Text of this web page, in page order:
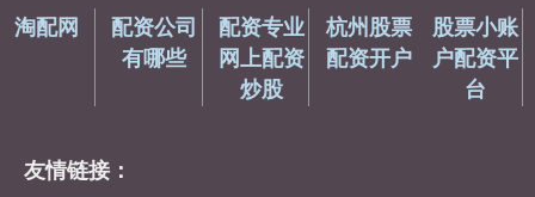
淘配网
配资公司
有哪些
配资专业
网上配资
炒股
杭州股票
配资开户
股票小账
户配资平
台
友情链接：